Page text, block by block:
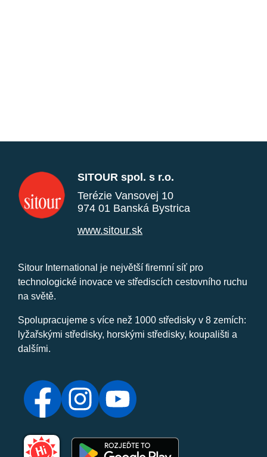
SITOUR spol. s r.o.
Terézie Vansovej 10
974 01 Banská Bystrica
www.sitour.sk
Sitour International je největší firemní síť pro
technologické inovace ve střediscích cestovního ruchu
na světě.
Spolupracujeme s více než 1000 středisky v 8 zemích:
lyžařskými středisky, horskými středisky, koupališti a
dalšími.